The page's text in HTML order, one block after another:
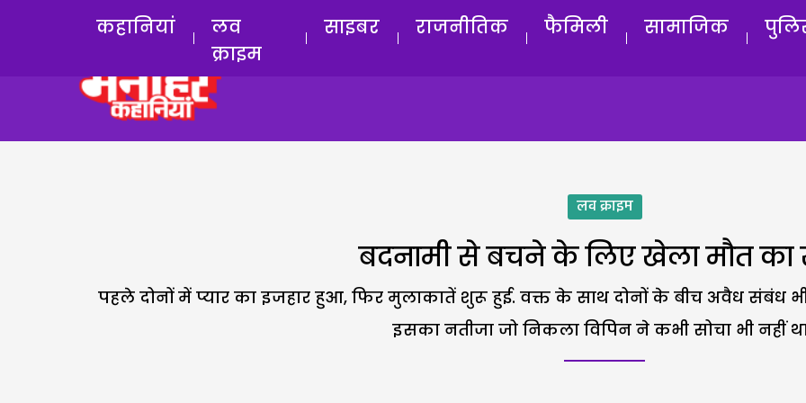
कहानियां
लव
क्राइम
साइबर राजनीतिक फैमिली सामाजिक
लव क्राइम
बदनामी से बचने के लिए खेला मौत
पहले दोनों में प्यार का इजहार हुआ, फिर मुलाकातें शुरू हुई. वक्त के साथ दोनों के बीच अवैध संबंध भी
इसका नतीजा जो निकला विपिन ने कभी सोचा भी नहीं